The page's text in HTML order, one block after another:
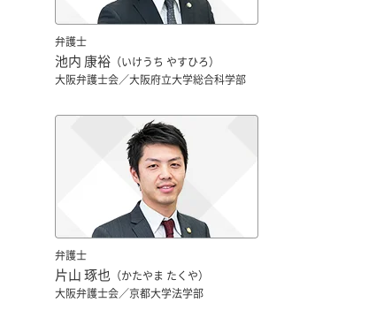
弁護士
池内 康裕 （いけうち やすひろ）
大阪弁護士会／大阪府立大学総合科学部
弁護士
片山 琢也 （かたやま たくや）
大阪弁護士会／京都大学法学部